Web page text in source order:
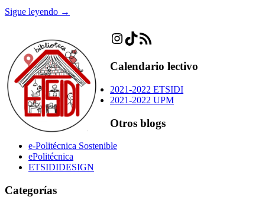
Sigue leyendo →
Instagram
TikTok
Feed RSS
Calendario lectivo
2021-2022 ETSIDI
2021-2022 UPM
Otros blogs
e-Politécnica Sostenible
ePolitécnica
ETSIDIDESIGN
Categorías